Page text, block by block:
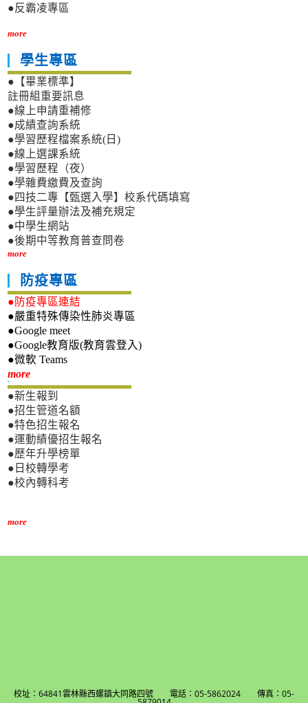
●反霸凌專區
more
學生專區
●【畢業標準】
註冊組重要訊息
●線上申請重補修
●成績查詢系統
●學習歷程檔案系統(日)
●線上選課系統
●學習歷程（夜）
●學雜費繳費及查詢
●四技二專【甄選入學】校系代碼填寫
●學生評量辦法及補充規定
●中學生網站
●後期中等教育普查問卷
more
防疫專區
●防疫專區連結
●嚴重特殊傳染性肺炎專區
●Google meet
●Google教育版(教育雲登入)
●微軟 Teams
more新生專區
●新生報到
●招生管道名額
●特色招生報名
●運動績優招生報名
●歷年升學榜單
●日校轉學考
●校內轉科考
more
校址：64841雲林縣西螺鎮大同路四號 電話：05-5862024 傳真：05-